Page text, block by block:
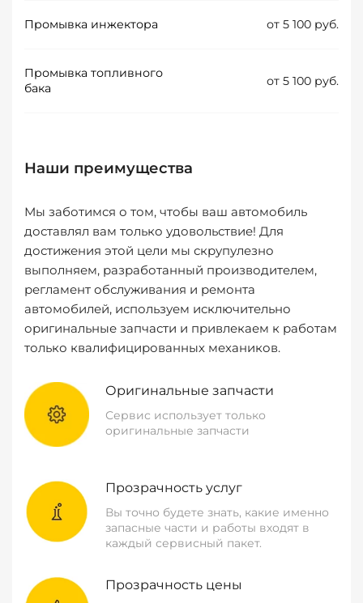
Промывка инжектора от 5 100 руб.
Промывка топливного
бака
от 5 100 руб.
Наши преимущества
Мы заботимся о том, чтобы ваш автомобиль
доставлял вам только удовольствие! Для
достижения этой цели мы скрупулезно
выполняем, разработанный производителем,
регламент обслуживания и ремонта
автомобилей, используем исключительно
оригинальные запчасти и привлекаем к работам
только квалифицированных механиков.
Оригинальные запчасти
Сервис использует только
оригинальные запчасти
Прозрачность услуг
Вы точно будете знать, какие именно
запасные части и работы входят в
каждый сервисный пакет.
Прозрачность цены